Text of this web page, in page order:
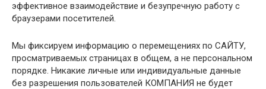
эффективное взаимодействие и безупречную работу с
браузерами посетителей.
Мы фиксируем информацию о перемещениях по САЙТУ,
просматриваемых страницах в общем, а не персональном
порядке. Никакие личные или индивидуальные данные
без разрешения пользователей КОМПАНИЯ не будет